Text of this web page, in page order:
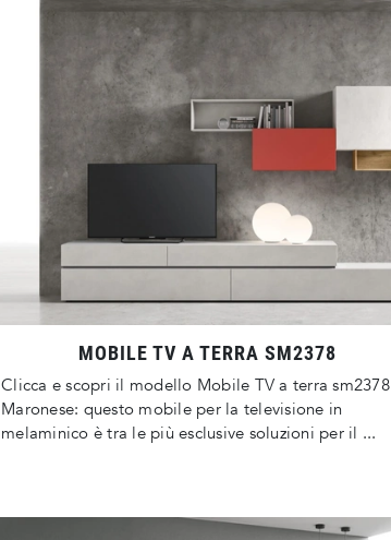
MOBILE TV A TERRA SM2378
Clicca e scopri il modello Mobile TV a terra sm2378
Maronese: questo mobile per la televisione in
melaminico è tra le più esclusive soluzioni per il ...